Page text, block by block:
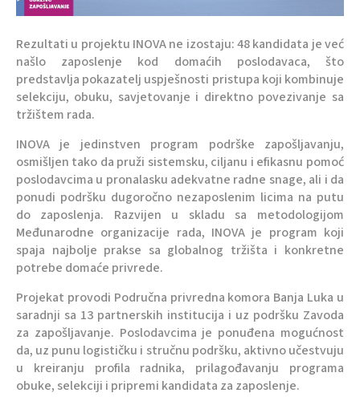
Rezultati u projektu INOVA ne izostaju: 48 kandidata je već
našlo zaposlenje kod domaćih poslodavaca, što
predstavlja pokazatelj uspješnosti pristupa koji kombinuje
selekciju, obuku, savjetovanje i direktno povezivanje sa
tržištem rada.
INOVA je jedinstven program podrške zapošljavanju,
osmišljen tako da pruži sistemsku, ciljanu i efikasnu pomoć
poslodavcima u pronalasku adekvatne radne snage, ali i da
ponudi podršku dugoročno nezaposlenim licima na putu
do zaposlenja. Razvijen u skladu sa metodologijom
Međunarodne organizacije rada, INOVA je program koji
spaja najbolje prakse sa globalnog tržišta i konkretne
potrebe domaće privrede.
Projekat provodi Područna privredna komora Banja Luka u
saradnji sa 13 partnerskih institucija i uz podršku Zavoda
za zapošljavanje. Poslodavcima je ponuđena mogućnost
da, uz punu logističku i stručnu podršku, aktivno učestvuju
u kreiranju profila radnika, prilagođavanju programa
obuke, selekciji i pripremi kandidata za zaposlenje.